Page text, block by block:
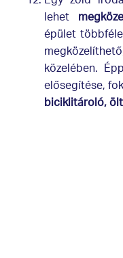
lehet
épület
közelében.
elősegítése,
biciklitároló,